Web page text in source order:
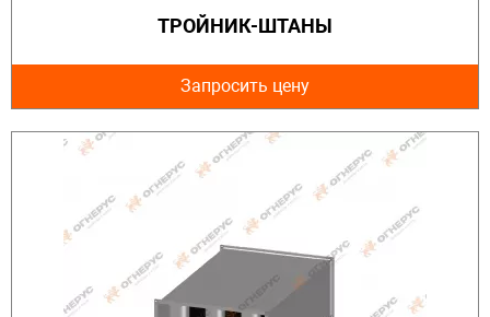
ТРОЙНИК-ШТАНЫ
Запросить цену